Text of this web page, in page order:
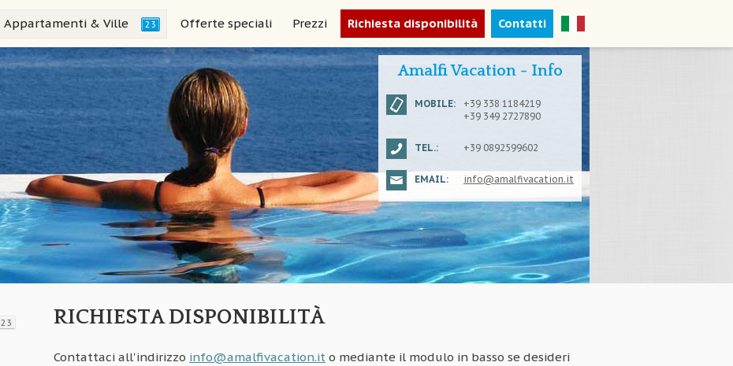
Appartamenti & Ville 23 Offerte speciali Prezzi Richiesta disponibilità Contatti
Amalfi Vacation - Info
MOBILE:
+39 338 1184219
+39 349 2727890
TEL.: +39 0892599602
EMAIL: info@amalfivacation.it
23 RICHIESTA DISPONIBILITÀ
Contattaci all'indirizzo info@amalfivacation.it o mediante il modulo in basso se desideri